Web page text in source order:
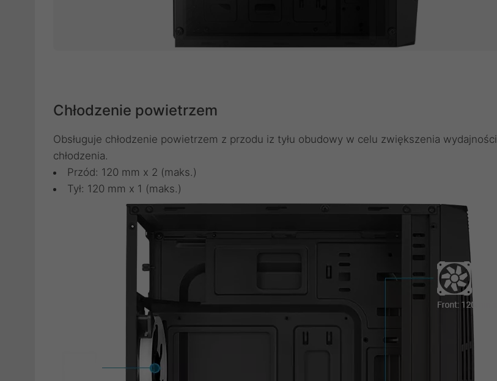
Chłodzenie powietrzem
Obsługuje chłodzenie powietrzem z przodu iz tyłu obudowy w celu zwiększenia wydajności
chłodzenia.
Przód: 120 mm x 2 (maks.)
Tył: 120 mm x 1 (maks.)